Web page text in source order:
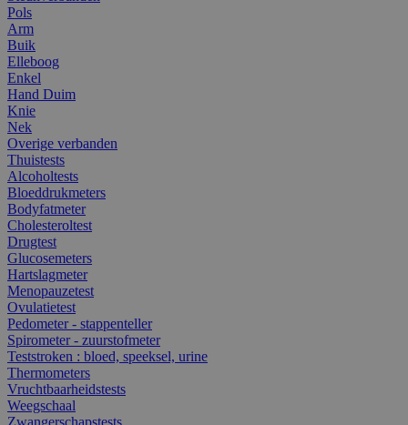
Pols
Arm
Buik
Elleboog
Enkel
Hand Duim
Knie
Nek
Overige verbanden
Thuistests
Alcoholtests
Bloeddrukmeters
Bodyfatmeter
Cholesteroltest
Drugtest
Glucosemeters
Hartslagmeter
Menopauzetest
Ovulatietest
Pedometer - stappenteller
Spirometer - zuurstofmeter
Teststroken : bloed, speeksel, urine
Thermometers
Vruchtbaarheidstests
Weegschaal
Zwangerschapstests